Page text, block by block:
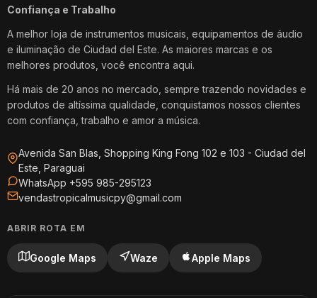
Confiança e Trabalho
A melhor loja de instrumentos musicais, equipamentos de áudio
e iluminação de Ciudad del Este. As maiores marcas e os
melhores produtos, você encontra aqui.
Há mais de 20 anos no mercado, sempre trazendo novidades e
produtos de altíssima qualidade, conquistamos nossos clientes
com confiança, trabalho e amor a música.
Avenida San Blas, Shopping King Fong 102 e 103 - Ciudad del
Este, Paraguai
WhatsApp +595 985-295123
vendastropicalmusicpy@gmail.com
ABRIR ROTA EM
Google Maps Waze Apple Maps